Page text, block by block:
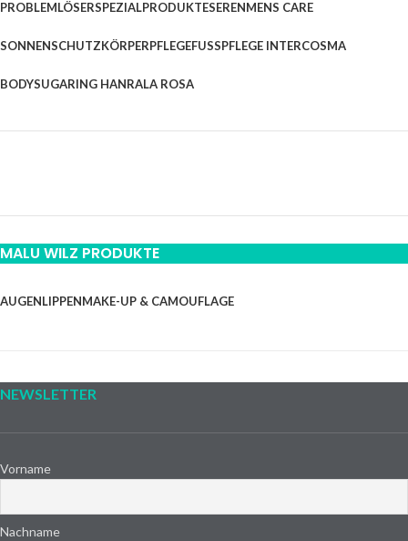
PROBLEMLÖSERSPEZIALPRODUKTESERENMENS CARE
SONNENSCHUTZKÖRPERPFLEGEFUSSPFLEGE INTERCOSMA
BODYSUGARING HANRALA ROSA
MALU WILZ PRODUKTE
AUGENLIPPENMAKE-UP & CAMOUFLAGE
NEWSLETTER
Vorname
Nachname